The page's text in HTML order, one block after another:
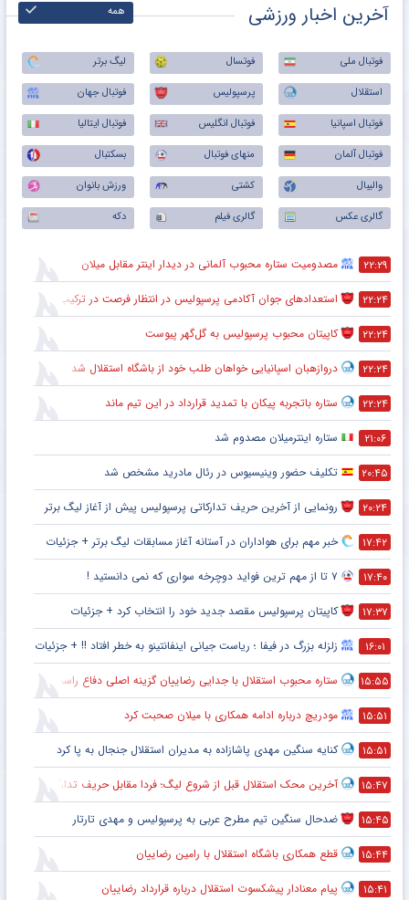
آخرین اخبار ورزشی همه
فوتبال ملی فوتسال
لیگ برتر
استقلال
پرسپولیس
فوتبال جهان
فوتبال اسپانیا
فوتبال انگلیس
فوتبال ایتالیا
فوتبال آلمان
منهای فوتبال
بسکتبال
والیبال
کشتی
ورزش بانوان
گالری عکس
گالری فیلم دکه
۲۲:۲۹ مصدومیت ستاره محبوب آلمانی در دیدار اینتر مقابل میلان
۲۲:۲۴ استعدادهای جوان آکادمی پرسپولیس در انتظار فرصت در ترکیب اصلی
۲۲:۲۴ کاپیتان محبوب پرسپولیس به گل‌گهر پیوست
۲۲:۲۴ دروازهبان اسپانیایی خواهان طلب خود از باشگاه استقلال شد
۲۲:۲۴ ستاره باتجربه پیکان با تمدید قرارداد در این تیم ماند
۲۱:۰۶ ستاره اینترمیلان مصدوم شد
۲۰:۴۵ تکلیف حضور وینیسیوس در رئال مادرید مشخص شد
۲۰:۲۴ رونمایی از آخرین حریف تدارکاتی پرسپولیس پیش از آغاز لیگ برتر
۱۷:۴۲ خبر مهم برای هواداران در آستانه آغاز مسابقات لیگ برتر + جزئیات
۱۷:۴۰ ۷ تا از مهم ترین فواید دوچرخه سواری که نمی دانستید !
۱۷:۳۷ کاپیتان پرسپولیس مقصد جدید خود را انتخاب کرد + جزئیات
۱۶:۰۱ زلزله بزرگ در فیفا ؛ ریاست جیانی اینفانتینو به خطر افتاد !! + جزئیات
۱۵:۵۵ ستاره محبوب استقلال با جدایی رضاییان گزینه اصلی دفاع راست این تیم
۱۵:۵۱ مودریچ درباره ادامه همکاری با میلان صحبت کرد
۱۵:۵۱ کنایه سنگین مهدی پاشازاده به مدیران استقلال جنجال به پا کرد
۱۵:۴۷ آخرین محک استقلال قبل از شروع لیگ؛ فردا مقابل حریف تدارکاتی
۱۵:۴۵ ضدحال سنگین تیم مطرح عربی به پرسپولیس و مهدی تارتار
۱۵:۴۴ قطع همکاری باشگاه استقلال با رامین رضاییان
۱۵:۴۱ پیام معنادار پیشکسوت استقلال درباره قرارداد رضاییان